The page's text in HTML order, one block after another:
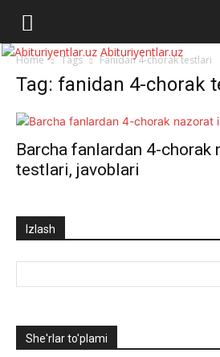
Abituriyentlar.uz
Home Tags Fanidan 4-chorak testlari
Tag: fanidan 4-chorak
Barcha fanlardan 4-chorak
testlari, javoblari
Izlash
She'rlar to'plami